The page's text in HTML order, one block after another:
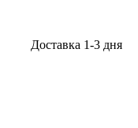
Доставка 1-3 дня